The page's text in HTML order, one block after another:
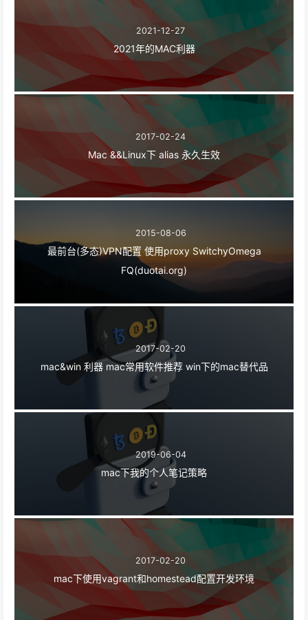
2021-12-27
2021年的MAC利器
2017-02-24
Mac &&Linux下 alias 永久生效
2015-08-06
最前台(多态)VPN配置 使用proxy SwitchyOmega
FQ(duotai.org)
2017-02-20
mac&win 利器 mac常用软件推荐 win下的mac替代品
2019-06-04
mac下我的个人笔记策略
2017-02-20
mac下使用vagrant和homestead配置开发环境